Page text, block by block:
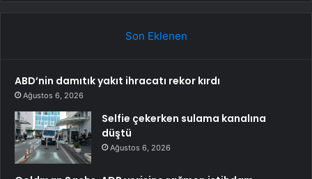
Son Eklenen
ABD’nin damıtık yakıt ihracatı rekor kırdı
Ağustos 6, 2026
Selfie çekerken sulama kanalına
düştü
Ağustos 6, 2026